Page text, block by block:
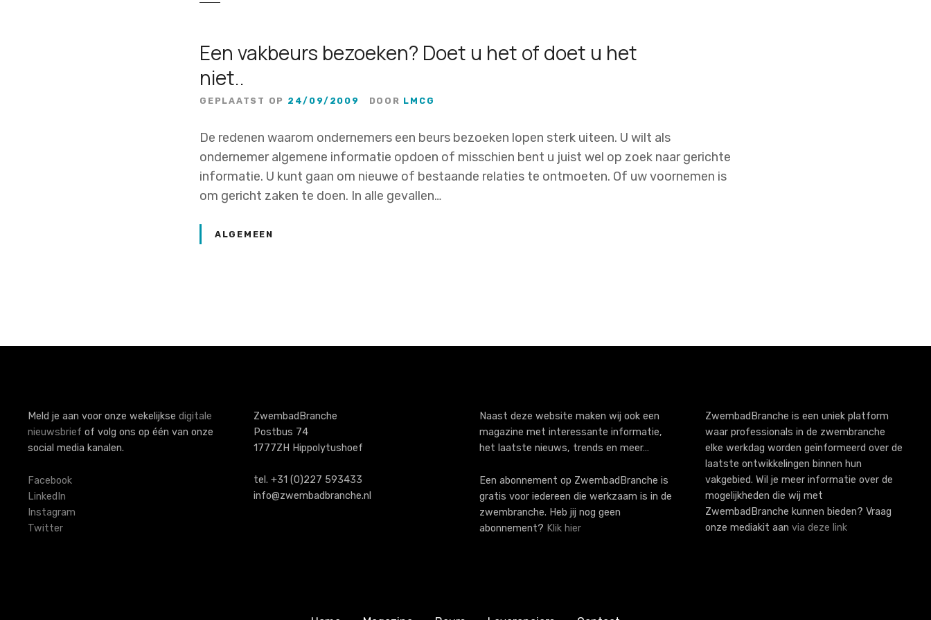
Een vakbeurs bezoeken? Doet u het of doet u het
niet..
GEPLAATST OP 24/09/2009 DOOR LMCG
De redenen waarom ondernemers een beurs bezoeken lopen sterk uiteen. U wilt als
ondernemer algemene informatie opdoen of misschien bent u juist wel op zoek naar gerichte
informatie. U kunt gaan om nieuwe of bestaande relaties te ontmoeten. Of uw voornemen is
om gericht zaken te doen. In alle gevallen…
ALGEMEEN
o
s
Meld je aan voor onze wekelijkse digitale
nieuwsbrief of volg ons op één van onze
social media kanalen.
Facebook
LinkedIn
Instagram
Twitter
ZwembadBranche
Postbus 74
1777ZH Hippolytushoef
tel. +31 (0)227 593433
info@zwembadbranche.nl
Naast deze website maken wij ook een
magazine met interessante informatie,
het laatste nieuws, trends en meer…
Een abonnement op ZwembadBranche is
gratis voor iedereen die werkzaam is in de
zwembranche. Heb jij nog geen
abonnement? Klik hier
ZwembadBranche is een uniek platform
waar professionals in de zwembranche
elke werkdag worden geïnformeerd over de
laatste ontwikkelingen binnen hun
vakgebied. Wil je meer informatie over de
mogelijkheden die wij met
ZwembadBranche kunnen bieden? Vraag
onze mediakit aan via deze link